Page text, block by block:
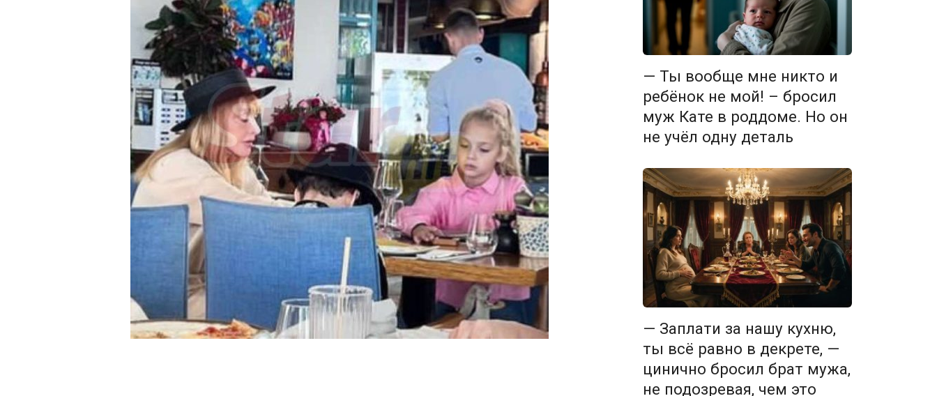
— Ты вообще мне никто и
ребёнок не мой! – бросил
муж Кате в роддоме. Но он
не учёл одну деталь
— Заплати за нашу кухню,
ты всё равно в декрете, —
цинично бросил брат мужа,
не подозревая, чем это